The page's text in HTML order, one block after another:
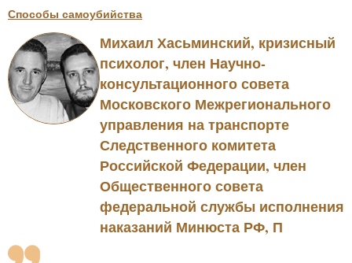
Способы самоубийства
Михаил Хасьминский, кризисный
психолог, член Научно-
консультационного совета
Московского Межрегионального
управления на транспорте
Следственного комитета
Российской Федерации, член
Общественного совета
федеральной службы исполнения
наказаний Минюста РФ, П